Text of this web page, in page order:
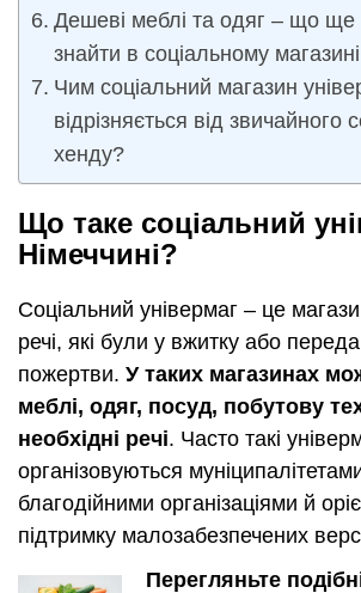
Дешеві меблі та одяг – що
знайти в соціальному
Чим соціальний магазин
відрізняється від звичайного
хенду?
Що таке соціальний
Німеччині?
Соціальний універмаг – це
речі, які були у вжитку або
пожертви. У таких магазинах
меблі, одяг, посуд, побутову
необхідні речі. Часто такі
організовуються
благодійними організаціями й
підтримку малозабезпечених
Перегляньте